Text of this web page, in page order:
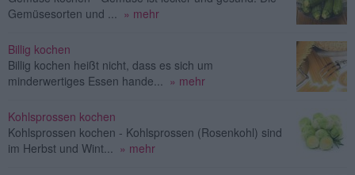
Gemüsesorten und ... » mehr
Billig kochen
Billig kochen heißt nicht, dass es sich um
minderwertiges Essen hande... » mehr
Kohlsprossen kochen
Kohlsprossen kochen - Kohlsprossen (Rosenkohl) sind
im Herbst und Wint... » mehr